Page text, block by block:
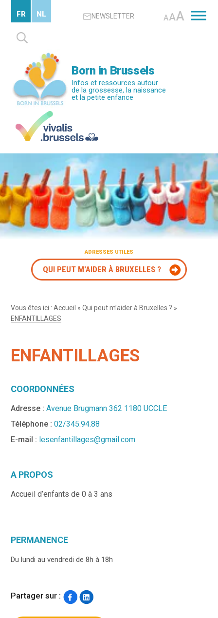
contenu
principal
NEWSLETTER AAA
Rechercher :
FR NL
Born in Brussels
Infos et ressources autour
de la grossesse, la naissance
et la petite enfance
ADRESSES UTILES
QUI PEUT M'AIDER À BRUXELLES ?
Vous êtes ici :Accueil »Qui peut m’aider à Bruxelles ? »
ENFANTILLAGES
ENFANTILLAGES
COORDONNÉES
Adresse : Avenue Brugmann 362 1180 UCCLE
Téléphone :02/345.94.88
E-mail : lesenfantillages@gmail.com
A PROPOS
Accueil d’enfants de 0 à 3 ans
PERMANENCE
Du lundi au vendredi de 8h à 18h
Partager sur :